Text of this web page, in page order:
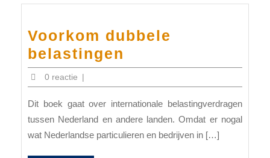
Voorkom dubbele
belastingen
dubbele
belastingen
0 reactie |
Dit boek gaat over internationale belastingverdragen
tussen Nederland en andere landen. Omdat er nogal
wat Nederlandse particulieren en bedrijven in […]